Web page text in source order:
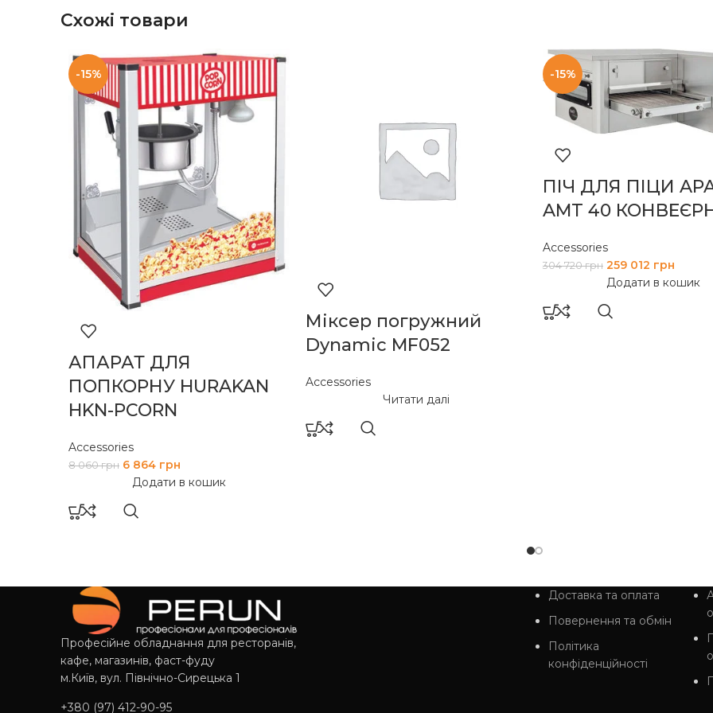
Схожі товари
-15%
АПАРАТ ДЛЯ
ПОПКОРНУ HURAKAN
HKN-PCORN
Accessories
8 060грн 6 864 грн
Додати в кошик
Міксер погружний
Dynamic MF052
Accessories
Читати далі
-15%
ПІЧ ДЛЯ ПІЦИ
AMT 40
Accessories
304 720грн 259 012 грн
Додати в кошик
Професійне обладнання для ресторанів,
кафе, магазинів, фаст-фуду
м.Київ, вул. Північно-Сирецька 1
+380 (97) 412-90-95
Доставка та оплата
Повернення та обмін
Політика
конфіденційності